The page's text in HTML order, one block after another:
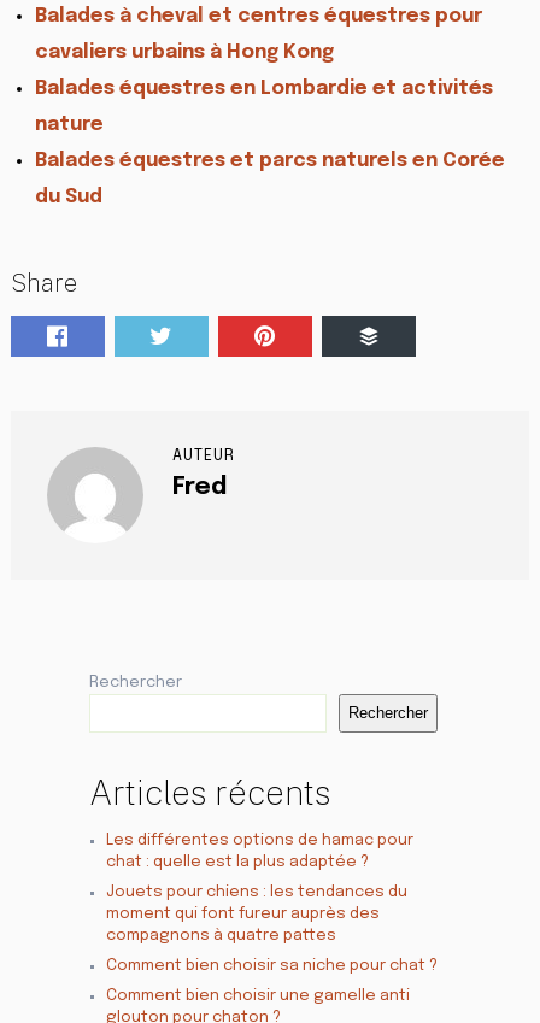
Balades à cheval et centres équestres pour
cavaliers urbains à Hong Kong
Balades équestres en Lombardie et activités
nature
Balades équestres et parcs naturels en Corée
du Sud
Share
AUTEUR
Fred
Rechercher
Rechercher
Articles récents
Les différentes options de hamac pour
chat : quelle est la plus adaptée ?
Jouets pour chiens : les tendances du
moment qui font fureur auprès des
compagnons à quatre pattes
Comment bien choisir sa niche pour chat ?
Comment bien choisir une gamelle anti
glouton pour chaton ?